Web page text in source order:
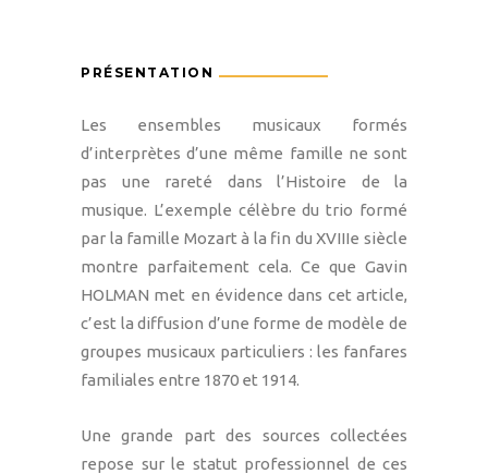
PRÉSENTATION
Les ensembles musicaux formés
d’interprètes d’une même famille ne sont
pas une rareté dans l’Histoire de la
musique. L’exemple célèbre du trio formé
par la famille Mozart à la fin du XVIIIe siècle
montre parfaitement cela. Ce que Gavin
HOLMAN met en évidence dans cet article,
c’est la diffusion d’une forme de modèle de
groupes musicaux particuliers : les fanfares
familiales entre 1870 et 1914.
Une grande part des sources collectées
repose sur le statut professionnel de ces